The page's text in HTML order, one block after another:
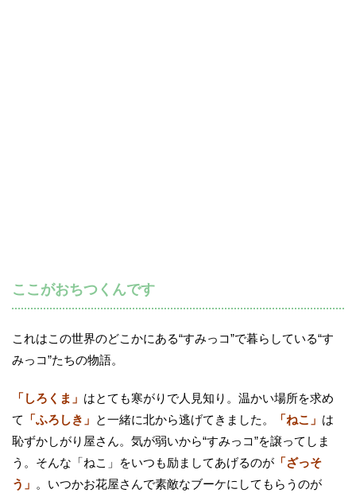
ここがおちつくんです
これはこの世界のどこかにある“すみっコ”で暮らしている“す
みっコ”たちの物語。
「しろくま」 はとても寒がりで人見知り。温かい場所を求め
て
「ふろしき」 と一緒に北から逃げてきました。 「ねこ」 は
恥ずかしがり屋さん。気が弱いから“すみっコ”を譲ってしま
う。そんな「ねこ」をいつも励ましてあげるのが 「ざっそ
う」 。いつかお花屋さんで素敵なブーケにしてもらうのが